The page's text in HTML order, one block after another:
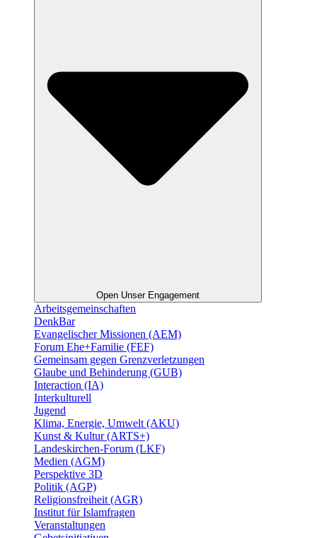
Open Unser Engagement
Arbeitsgemeinschaften
DenkBar
Evangelischer Missionen (AEM)
Forum Ehe+Familie (FEF)
Gemeinsam gegen Grenzverletzungen
Glaube und Behinderung (GUB)
Interaction (IA)
Interkulturell
Jugend
Klima, Energie, Umwelt (AKU)
Kunst & Kultur (ARTS+)
Landeskirchen-Forum (LKF)
Medien (AGM)
Perspektive 3D
Politik (AGP)
Religionsfreiheit (AGR)
Institut für Islamfragen
Veranstaltungen